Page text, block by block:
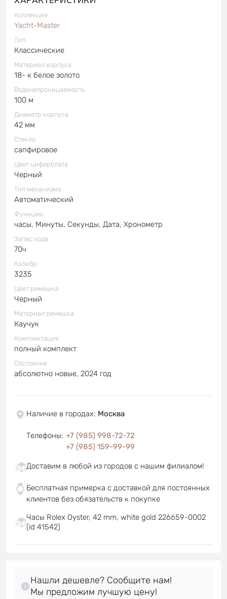
Коллекция
Yacht-Master
Тип
Классические
Материал корпуса
18- к белое золото
Водонепроницаемость
100 м
Диаметр корпуса
42 мм
Стекло
сапфировое
Цвет циферблата
Черный
Тип механизма
Автоматический
Функции
часы, Минуты, Секунды, Дата, Хронометр
Запас хода
70ч
Калибр
3235
Цвет ремешка
Черный
Материал ремешка
Каучук
Комплектация
полный комплект
Состояние
абсолютно новые, 2024 год
Наличие в городах: Москва
Телефоны: +7 (985) 998-72-72
+7 (985) 159-99-99
Доставим в любой из городов с нашим филиалом!
Бесплатная примерка с доставкой для постоянных
клиентов без обязательств к покупке
Часы Rolex Oyster, 42 mm, white gold 226659-0002
(id 41542)
Нашли дешевле? Сообщите нам!
Мы предложим лучшую цену!